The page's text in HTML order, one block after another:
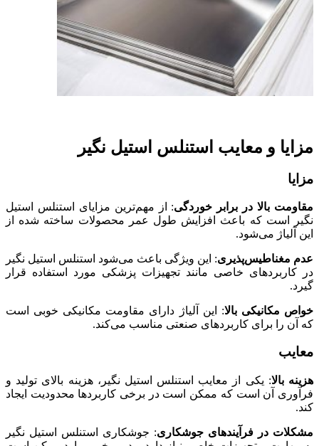
مزایا و معایب استنلس استیل نگیر
مزایا
مقاومت بالا در برابر خوردگی: از مهم‌ترین مزایای استنلس استیل
نگیر است که باعث افزایش طول عمر محصولات ساخته شده از
این آلیاژ می‌شود.
عدم مغناطیس‌پذیری: این ویژگی باعث می‌شود استنلس استیل نگیر
در کاربردهای خاصی مانند تجهیزات پزشکی مورد استفاده قرار
گیرد.
خواص مکانیکی بالا: این آلیاژ دارای مقاومت مکانیکی خوبی است
که آن را برای کاربردهای صنعتی مناسب می‌کند.
معایب
هزینه بالا: یکی از معایب استنلس استیل نگیر، هزینه بالای تولید و
فرآوری آن است که ممکن است در برخی کاربردها محدودیت ایجاد
کند.
مشکلات در فرآیندهای جوشکاری: جوشکاری استنلس استیل نگیر